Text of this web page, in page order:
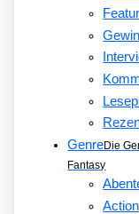
GenreDie
Fantasy
Action